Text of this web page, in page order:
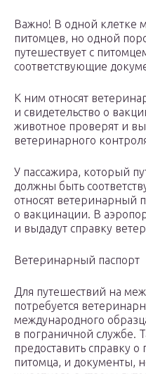
Важно! В одной клетке
питомцев, но одной
путешествует с
соответствующие
К ним относят
и свидетельство о
животное проверят и
ветеринарного
У пассажира, который
должны быть
относят ветеринарный
о вакцинации. В
и выдадут справку
Ветеринарный паспорт
Для путешествий на
потребуется
международного
в пограничной службе.
предоставить справку
питомца, и документы,